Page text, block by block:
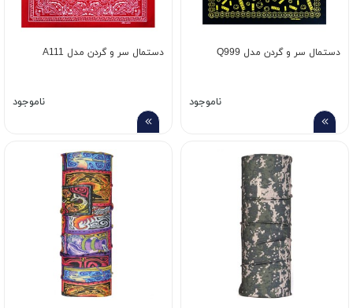
دستمال سر و گردن مدل Q999
ناموجود
دستمال سر و گردن مدل A111
ناموجود